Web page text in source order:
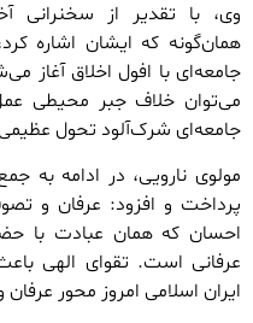
وی، با تقدیر از سخنرانی
همان‌گونه که ایشان اشاره
جامعه‌ای با افول اخلاق آغاز
می‌توان خلاف جبر محیطی
جامعه‌ای شرک‌آلود تحول عظیمی
مولوی نارویی، در ادامه به
پرداخت و افزود: عرفان و
احسان که همان عبادت با
عرفانی است. تقوای الهی
ایران اسلامی امروز محور